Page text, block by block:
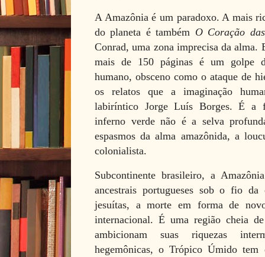
A Amazônia é um paradoxo. A mais
do planeta é também O Coração
Conrad, uma zona imprecisa da alma.
mais de 150 páginas é um golpe
humano, obsceno como o ataque de
os relatos que a imaginação
labiríntico Jorge Luís Borges. É a
inferno verde não é a selva
espasmos da alma amazônida, a
colonialista.
Subcontinente brasileiro, a
ancestrais portugueses sob o fio da
jesuítas, a morte em forma de
internacional. É uma região cheia
ambicionam suas riquezas
hegemônicas, o Trópico Úmido tem